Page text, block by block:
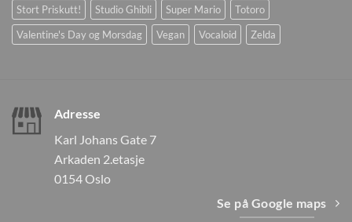
Stort Priskutt!
Studio Ghibli Super Mario
Totoro
Valentine's Day og Morsdag
Vegan Vocaloid Zelda
Adresse
Karl Johans Gate 7
Arkaden 2.etasje
0154 Oslo
Se på Google maps